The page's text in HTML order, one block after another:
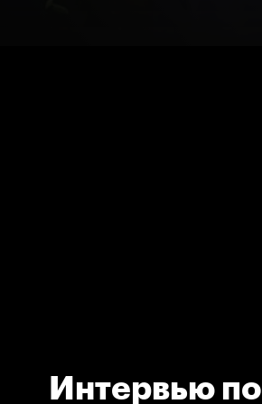
Интервью